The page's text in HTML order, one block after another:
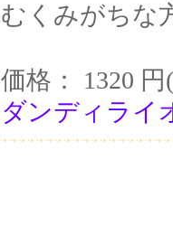
むくみがちな
価格： 1320
ダンディライ